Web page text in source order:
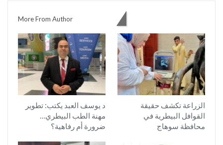
More From Author
الزراعة تكشف حقيقة
القوافل البيطرية في
محافظة سوهاج
د يوسف العبد يكتب: تطوير
مهنة الطب البيطري…
ضرورة أم رفاهية؟